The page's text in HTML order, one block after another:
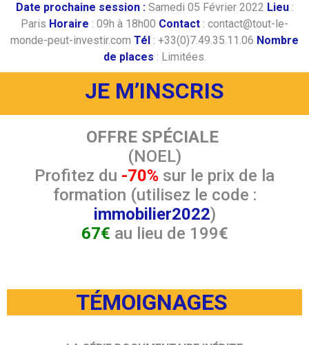
Date prochaine session :Samedi 05 Février 2022 Lieu:
Paris Horaire : 09h à 18h00 Contact : contact@tout-le-
monde-peut-investir.com Tél : +33(0)7.49.35.11.06 Nombre
de places : Limitées.
JE M’INSCRIS
OFFRE SPÉCIALE
(NOEL)
Profitez du -70% sur le prix de la
formation (utilisez le code :
immobilier2022)
67€ au lieu de 199€
TÉMOIGNAGES